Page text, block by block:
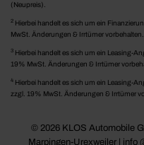
(Neupreis).
2 Hierbei handelt es sich um ein
MwSt. Änderungen & Irrtümer vorbehalten.
3 Hierbei handelt es sich um ein Leasing-
19% MwSt. Änderungen & Irrtümer
4 Hierbei handelt es sich um ein Leasing-
zzgl. 19% MwSt. Änderungen & Irrtümer
© 2026 KLOS Automobile
Marpingen-Urexweiler | info